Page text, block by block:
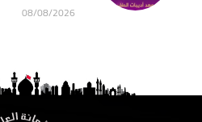
08/08/2026